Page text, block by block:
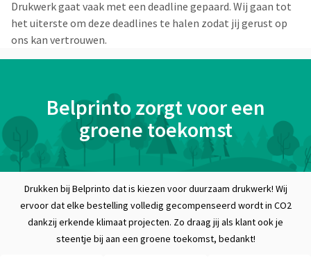
Drukwerk gaat vaak met een deadline gepaard. Wij gaan tot
het uiterste om deze deadlines te halen zodat jij gerust op
ons kan vertrouwen.
Belprinto zorgt voor een
groene toekomst
Drukken bij Belprinto dat is kiezen voor duurzaam drukwerk! Wij
ervoor dat elke bestelling volledig gecompenseerd wordt in CO2
dankzij erkende klimaat projecten. Zo draag jij als klant ook je
steentje bij aan een groene toekomst, bedankt!